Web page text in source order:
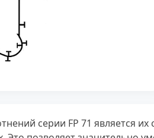
серии FP 71 является